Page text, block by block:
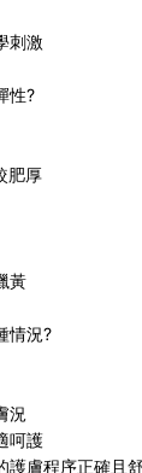
刺激
性?
肥厚
黃
情況?
況
呵護
膚程序正確且